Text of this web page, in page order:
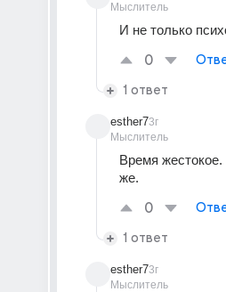
Мыслитель
И не только
0
1 ответ
esther7
Мыслитель
3г
Время
же.
0
1 ответ
esther7
Мыслитель
3г